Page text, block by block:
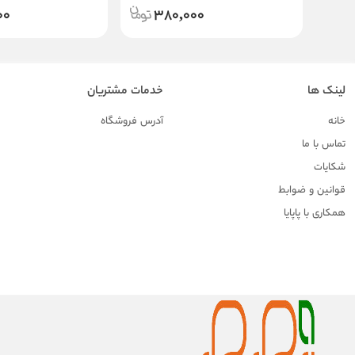
380,000
لینک ها
خانه
تماس با ما
شکایات
قوانین و ضوابط
همکاری با پاپایا
خدمات مشتریان
آدرس فروشگاه